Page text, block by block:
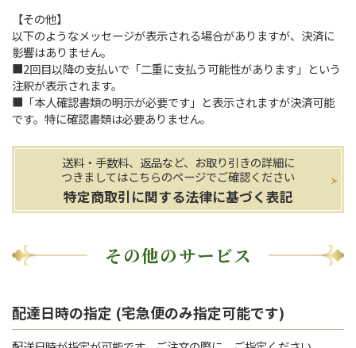
【その他】
以下のようなメッセージが表示される場合がありますが、決済に
影響はありません。
■2回目以降の支払いで「二重に支払う可能性があります」という
注釈が表示されます。
■「本人確認書類の明示が必要です」と表示されますが決済可能
です。特に確認書類は必要ありません。
送料・手数料、返品など、お取り引きの詳細に
つきましてはこちらのページでご確認ください
特定商取引に関する法律に基づく表記
その他のサービス
配達日時の指定 (宅急便のみ指定可能です)